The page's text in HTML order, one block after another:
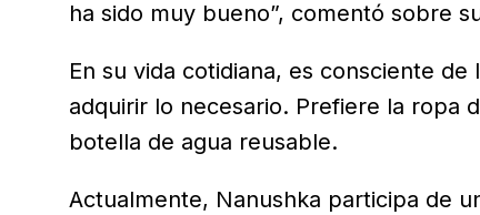
ha sido muy bueno”, comentó sobre
En su vida cotidiana, es consciente
adquirir lo necesario. Prefiere la ropa
botella de agua reusable.
Actualmente, Nanushka participa de